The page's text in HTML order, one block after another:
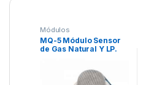
Módulos
MQ-5 Módulo Sensor
de Gas Natural Y LP.